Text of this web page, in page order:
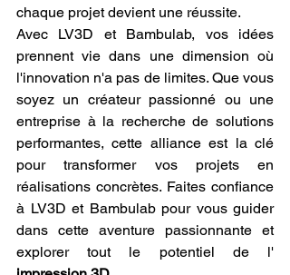
chaque projet devient une réussite.
Avec LV3D et Bambulab, vos idées
prennent vie dans une dimension où
l'innovation n'a pas de limites. Que vous
soyez un créateur passionné ou une
entreprise à la recherche de solutions
performantes, cette alliance est la clé
pour transformer vos projets en
réalisations concrètes. Faites confiance
à LV3D et Bambulab pour vous guider
dans cette aventure passionnante et